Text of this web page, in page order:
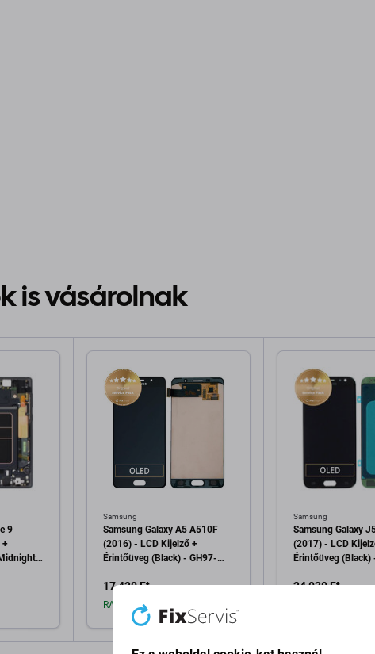
is vásárolnak
9
+
Samsung
Samsung Galaxy A5 A510F
(2016) - LCD Kijelző +
Érintőüveg (Black) - GH97-
17 420 Ft
RAKTÁRON 2 db
Samsung
Samsung Galaxy
(2017) - LCD
Érintőüveg (Black)
Genuine Service
24 030 Ft